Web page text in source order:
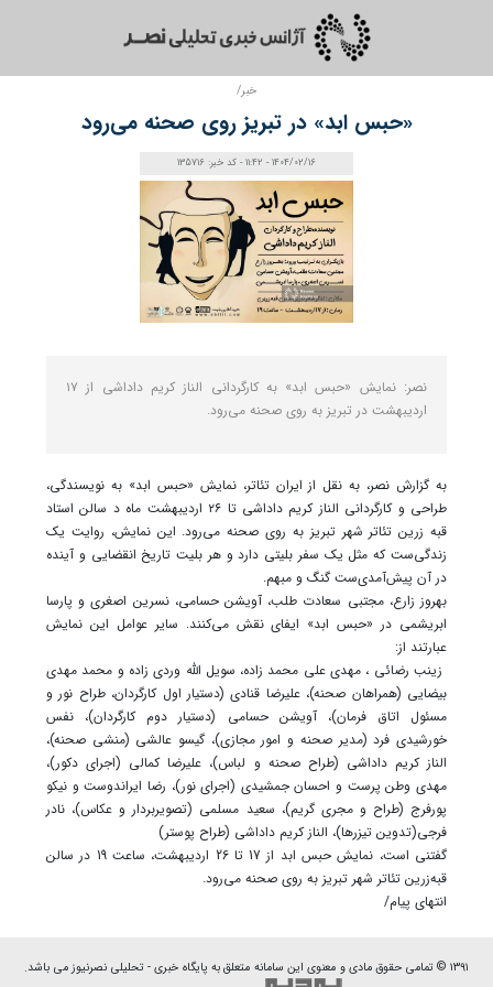
خبر/
«حبس ابد» در تبریز روی صحنه می‌رود
1404/02/16 - 11:42 - کد خبر: 135716
نصر: نمایش «حبس ابد» به کارگردانی الناز کریم داداشی از ۱۷
اردیبهشت در تبریز به روی صحنه می‌رود.
به گزارش نصر، به نقل از ایران تئاتر، نمایش «حبس ابد» به نویسندگی،
طراحی و کارگردانی الناز کریم داداشی تا ۲۶ اردیبهشت ماه د سالن استاد
قبه زرین تئاتر شهر تبریز به روی صحنه می‌رود. این نمایش، روایت یک
زندگی‌ست که مثل یک سفر بلیتی دارد و هر بلیت تاریخ انقضایی و آینده
در آن پیش‌آمدی‌ست گنگ و مبهم.
بهروز زارع، مجتبی سعادت طلب، آویشن حسامی، نسرین اصغری و پارسا
ابریشمی در «حبس ابد» ایفای نقش می‌کنند. سایر عوامل این نمایش
عبارتند از:
زینب رضائی ، مهدی علی محمد زاده، سویل الله وردی زاده و محمد مهدی
بیضایی (همراهان صحنه)، علیرضا قنادی (دستیار اول کارگردان، طراح نور و
مسئول اتاق فرمان)، آویشن حسامی (دستیار دوم کارگردان)، نفس‌
خورشیدی فرد (مدیر صحنه و امور مجازی)، گیسو عالشی (منشی صحنه)،
الناز کریم داداشی (طراح صحنه و لباس)، علیرضا کمالی (اجرای دکور)،
مهدی وطن پرست و احسان جمشیدی (اجرای نور)، رضا ایراندوست و نیکو
پورفرج (طراح و مجری گریم)، سعید مسلمی (تصویربردار و عکاس)، نادر
فرجی(تدوین تیزرها)، الناز کریم داداشی (طراح پوستر)
گفتنی است، نمایش حبس ابد از 17 تا 26 اردیبهشت، ساعت 19 در سالن
قبه‌زرین تئاتر شهر تبریز به روی صحنه می‌رود.
انتهای پیام/
۱۳۹۱ © تمامی حقوق مادی و معنوی این سامانه متعلق به پایگاه خبری - تحلیلی نصرنیوز می باشد.